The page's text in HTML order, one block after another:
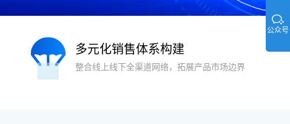
公众号
多元化销售体系构建
整合线上线下全渠道网络，拓展产品市场边界